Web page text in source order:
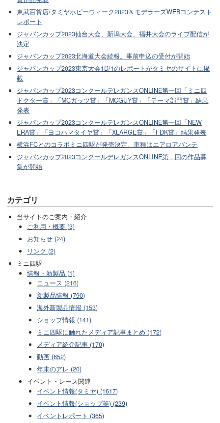
東武百貨店/タミヤホビーウィーク2023＆モデラーズWEBコンテスト
レポート
ジャパンカップ2023仙台大会、新潟大会、福井大会のライブ配信が
決定
ジャパンカップ2023北海道大会続報。事前申込の受付が開始
ジャパンカップ2023東京大会1D/1のレポートがタミヤのサイトに掲
載
ジャパンカップ2023コンクールデレガンスONLINE第一回「ミニ四
ドクター賞」「MCガッツ賞」「MCGUY賞」「テーマ部門賞」結果
発表
ジャパンカップ2023コンクールデレガンスONLINE第一回「NEW
ERA賞」「ヨコハマタイヤ賞」「XLARGE賞」「FDK賞」結果発表
横浜FCとのコラボミニ四駆が発売決定。車種はエアロアバンテ
ジャパンカップ2023コンクールデレガンスONLINE第二回の作品募
集が開始
カテゴリ
当サイトのご案内・紹介
ご利用・概要 (3)
お知らせ (24)
リンク (2)
ミニ四駆
情報・新製品 (1)
ニュース (216)
新製品情報 (790)
海外新製品情報 (153)
ショップ情報 (141)
ミニ四駆に触れたメディア記事まとめ (172)
メディア紹介記事 (170)
動画 (652)
年末のアレ (20)
イベント・レース関連
イベント情報(タミヤ) (1617)
イベント情報(ショップ等) (239)
イベントレポート (365)